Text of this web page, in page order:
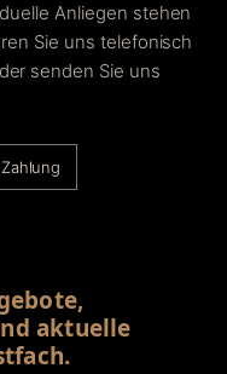
Anliegen stehen
Sie uns telefonisch
senden Sie uns
aktuelle